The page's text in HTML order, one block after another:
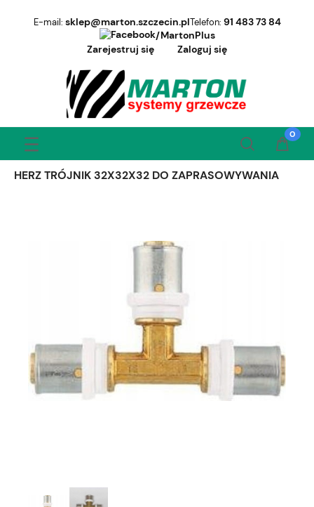
E-mail: sklep@marton.szczecin.plTelefon: 91 483 73 84
/MartonPlus
Zarejestruj się
Zaloguj się
HERZ TRÓJNIK 32X32X32 DO ZAPRASOWYWANIA